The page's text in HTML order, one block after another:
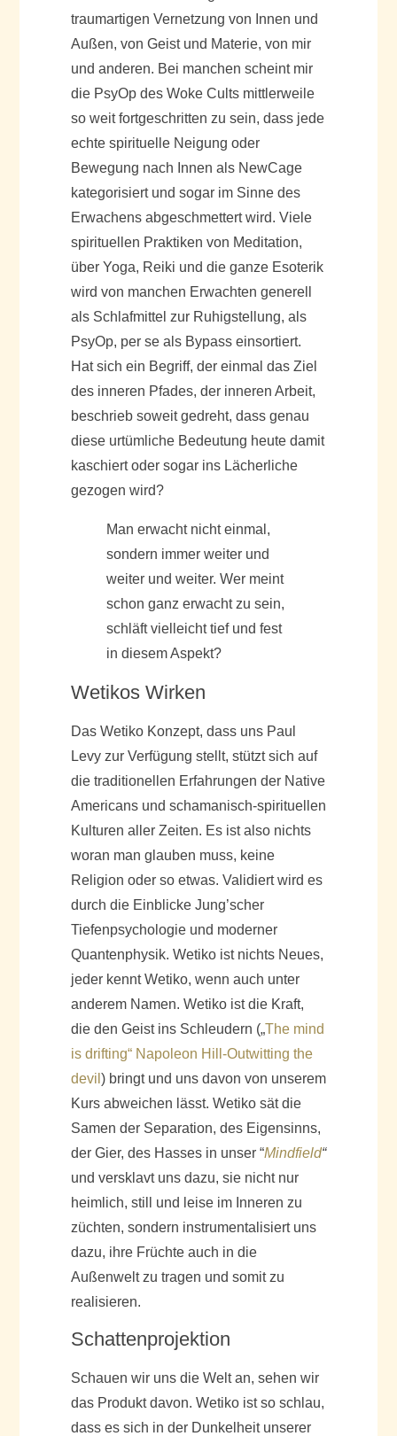
traumartigen Vernetzung von Innen und
Außen, von Geist und Materie, von mir
und anderen. Bei manchen scheint mir
die PsyOp des Woke Cults mittlerweile
so weit fortgeschritten zu sein, dass jede
echte spirituelle Neigung oder
Bewegung nach Innen als NewCage
kategorisiert und sogar im Sinne des
Erwachens abgeschmettert wird. Viele
spirituellen Praktiken von Meditation,
über Yoga, Reiki und die ganze Esoterik
wird von manchen Erwachten generell
als Schlafmittel zur Ruhigstellung, als
PsyOp, per se als Bypass einsortiert.
Hat sich ein Begriff, der einmal das Ziel
des inneren Pfades, der inneren Arbeit,
beschrieb soweit gedreht, dass genau
diese urtümliche Bedeutung heute damit
kaschiert oder sogar ins Lächerliche
gezogen wird?
Man erwacht nicht einmal,
sondern immer weiter und
weiter und weiter. Wer meint
schon ganz erwacht zu sein,
schläft vielleicht tief und fest
in diesem Aspekt?
Wetikos Wirken
Das Wetiko Konzept, dass uns Paul
Levy zur Verfügung stellt, stützt sich auf
die traditionellen Erfahrungen der Native
Americans und schamanisch-spirituellen
Kulturen aller Zeiten. Es ist also nichts
woran man glauben muss, keine
Religion oder so etwas. Validiert wird es
durch die Einblicke Jung’scher
Tiefenpsychologie und moderner
Quantenphysik. Wetiko ist nichts Neues,
jeder kennt Wetiko, wenn auch unter
anderem Namen. Wetiko ist die Kraft,
die den Geist ins Schleudern („The mind
is drifting“ Napoleon Hill-Outwitting the
devil ) bringt und uns davon von unserem
Kurs abweichen lässt. Wetiko sät die
Samen der Separation, des Eigensinns,
der Gier, des Hasses in unser “Mindfield“
und versklavt uns dazu, sie nicht nur
heimlich, still und leise im Inneren zu
züchten, sondern instrumentalisiert uns
dazu, ihre Früchte auch in die
Außenwelt zu tragen und somit zu
realisieren.
Schattenprojektion
Schauen wir uns die Welt an, sehen wir
das Produkt davon. Wetiko ist so schlau,
dass es sich in der Dunkelheit unserer